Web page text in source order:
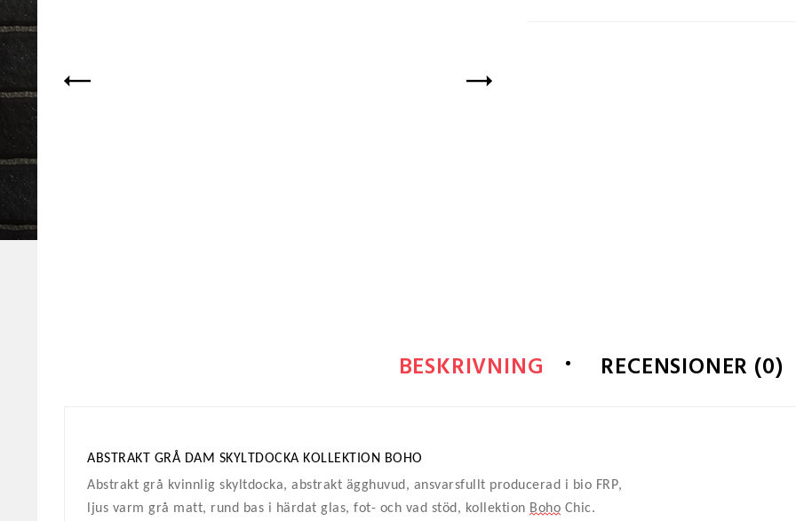
BESKRIVNING RECENSIONER (0)
ABSTRAKT GRÅ DAM SKYLTDOCKA KOLLEKTION BOHO
Abstrakt grå kvinnlig skyltdocka, abstrakt ägghuvud, ansvarsfullt producerad i bio FRP,
ljus varm grå matt, rund bas i härdat glas, fot- och vad stöd, kollektion Boho Chic.